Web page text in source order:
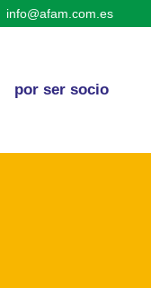
info@afam.com.es
por ser socio